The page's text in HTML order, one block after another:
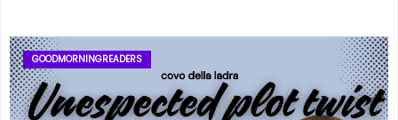
GOODMORNINGREADERS